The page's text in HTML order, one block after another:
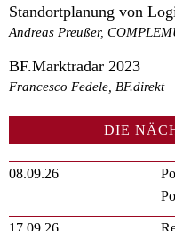
Standortplanung von
Andreas Preußer,
BF.Marktradar 2023
Francesco Fedele, BF.direkt
DIE
08.09.26
17.09.26